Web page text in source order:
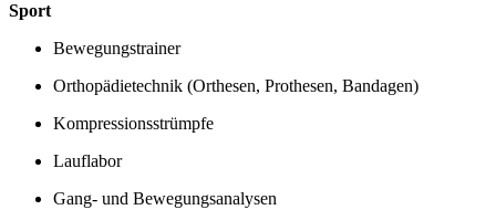
Sport
Bewegungstrainer
Orthopädietechnik (Orthesen, Prothesen, Bandagen)
Kompressionsstrümpfe
Lauflabor
Gang- und Bewegungsanalysen